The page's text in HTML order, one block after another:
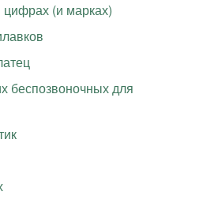
(и марках)
беспозвоночных для